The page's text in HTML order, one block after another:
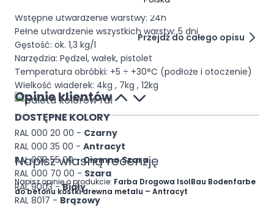
Wstępne utwardzenie warstwy: 24h
Pełne utwardzenie wszystkich warstw: 5 dni
Gęstość: ok. 1,3 kg/l
Narzędzia: Pędzel, wałek, pistolet
Temperatura obróbki: +5 ÷ +30°C (podłoże i otoczenie)
Wielkość wiaderek: 4kg , 7kg , 12kg
DOSTĘPNE KOLORY
RAL 000 20 00 - Czarny
RAL 000 35 00 - Antracyt
RAL 000 55 00 -Ciemno Szara
RAL 000 70 00 - Szara
RAL 9003 -Biały
RAL 8017 - Brązowy
Przejdź do całego opisu
Opinie klientów
Napisz własną recenzję
Napisz opinię o produkcie: Farba Drogowa IsolBau Bodenfarbe
do betonu kostki drewna metalu – Antracyt